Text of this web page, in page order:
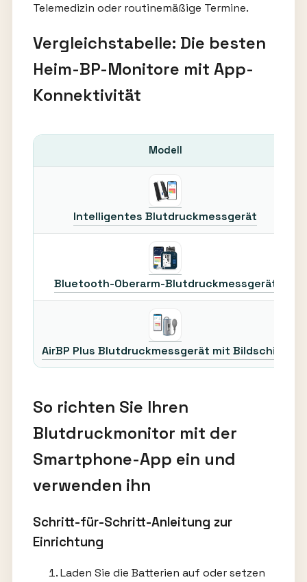
Telemedizin oder routinemäßige Termine.
Vergleichstabelle: Die besten
Heim-BP-Monitore mit App-
Konnektivität
Modell
Intelligentes Blutdruckmessgerät
Bluetooth-Oberarm-Blutdruckmessgerät
AirBP Plus Blutdruckmessgerät mit Bildschirm
So richten Sie Ihren
Blutdruckmonitor mit der
Smartphone-App ein und
verwenden ihn
Schritt-für-Schritt-Anleitung zur
Einrichtung
Laden Sie die Batterien auf oder setzen